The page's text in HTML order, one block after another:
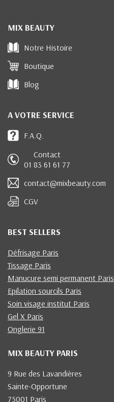
MIX BEAUTY
Notre Histoire
Boutique
Blog
A VOTRE SERVICE
F.A.Q.
Contact
01 83 61 61 77
contact@mixbeauty.com
CGV
BEST SELLERS
Défrisage Paris
Tissage Paris
Manucure semi permanent Paris
Epilation sourcils Paris
Soin visage institut Paris
Gel X Paris
Onglerie 91
MIX BEAUTY PARIS
9 Rue des Lavandières
Sainte-Opportune
75001 Paris